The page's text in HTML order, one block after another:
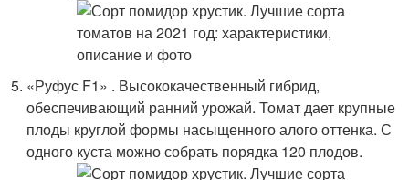
«Руфус F1» . Высококачественный гибрид,
обеспечивающий ранний урожай. Томат дает крупные
плоды круглой формы насыщенного алого оттенка. С
одного куста можно собрать порядка 120 плодов.